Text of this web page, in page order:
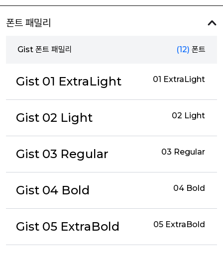
폰트 패밀리
Gist 폰트 패밀리 (12) 폰트
Gist 01 ExtraLight 01 ExtraLight
Gist 02 Light 02 Light
Gist 03 Regular 03 Regular
Gist 04 Bold 04 Bold
Gist 05 ExtraBold 05 ExtraBold